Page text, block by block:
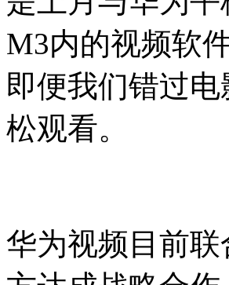
M3内的视频软
即便我们错过
松观看。
华为视频目前